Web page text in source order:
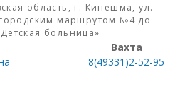
область, г. Кинешма, ул.
маршрутом №4 до
больница»
Вахта
8(49331)2-52-95